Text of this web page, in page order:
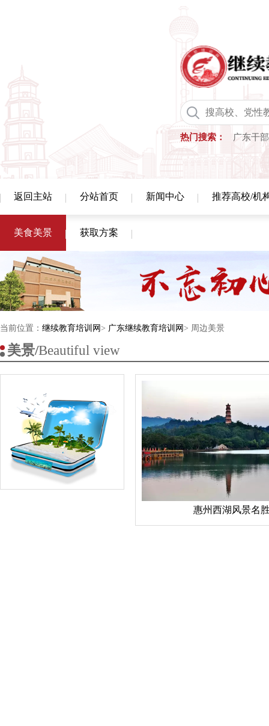
热门搜索： 广东干
返回主站 分站首页 新闻中心 推荐高校/机
美食美景 获取方案
当前位置： 继续教育培训网 > 广东继续教育培训网 > 周边美景
美景/Beautiful view
惠州西湖风景名